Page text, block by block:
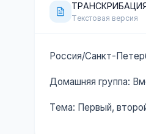
ТРАНСКРИБАЦИЯ
Текстовая версия
Россия/Санкт-
Домашняя группа:
Тема: Первый,